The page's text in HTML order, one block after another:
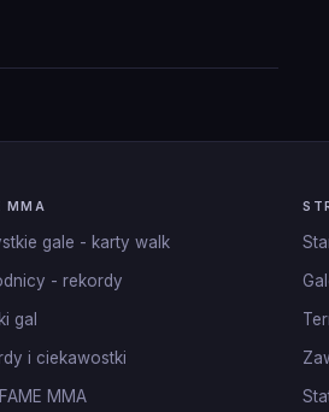
MMA
gale - karty walk
- rekordy
gal
i ciekawostki
MMA